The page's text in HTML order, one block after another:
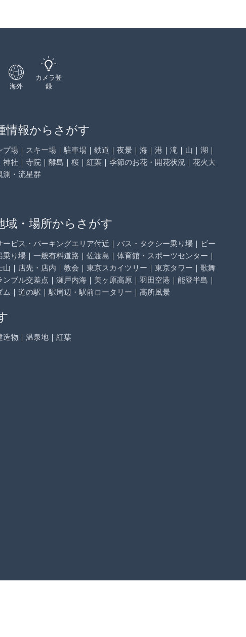
海外
カメラ登
録
情報からさがす
プ場 ｜ スキー場 ｜ 駐車場 ｜ 鉄道 ｜ 夜景 ｜ 海 ｜ 港 ｜ 滝 ｜ 山 ｜ 湖 ｜
神社 ｜ 寺院 ｜ 離島 ｜ 桜 ｜ 紅葉 ｜ 季節のお花・開花状況 ｜ 花火大
測・流星群
域・場所からさがす
ービス・パーキングエリア付近 ｜ バス・タクシー乗り場 ｜ ビー
乗り場 ｜ 一般有料道路 ｜ 佐渡島 ｜ 体育館・スポーツセンター ｜
山 ｜ 店先・店内 ｜ 教会 ｜ 東京スカイツリー ｜ 東京タワー ｜ 歌舞
ンブル交差点 ｜ 瀬戸内海 ｜ 美ヶ原高原 ｜ 羽田空港 ｜ 能登半島 ｜
ム ｜ 道の駅 ｜ 駅周辺・駅前ロータリー ｜ 高所風景
造物 ｜ 温泉地 ｜ 紅葉